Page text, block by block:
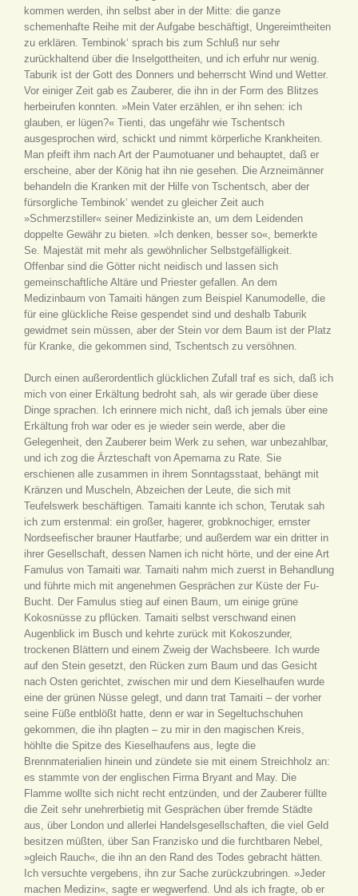
kommen werden, ihn selbst aber in der Mitte: die ganze
schemenhafte Reihe mit der Aufgabe beschäftigt, Ungereimtheiten
zu erklären. Tembinok‘ sprach bis zum Schluß nur sehr
zurückhaltend über die Inselgottheiten, und ich erfuhr nur wenig.
Taburik ist der Gott des Donners und beherrscht Wind und Wetter.
Vor einiger Zeit gab es Zauberer, die ihn in der Form des Blitzes
herbeirufen konnten. »Mein Vater erzählen, er ihn sehen: ich
glauben, er lügen?« Tienti, das ungefähr wie Tschentsch
ausgesprochen wird, schickt und nimmt körperliche Krankheiten.
Man pfeift ihm nach Art der Paumotuaner und behauptet, daß er
erscheine, aber der König hat ihn nie gesehen. Die Arzneimänner
behandeln die Kranken mit der Hilfe von Tschentsch, aber der
fürsorgliche Tembinok‘ wendet zu gleicher Zeit auch
»Schmerzstiller« seiner Medizinkiste an, um dem Leidenden
doppelte Gewähr zu bieten. »Ich denken, besser so«, bemerkte
Se. Majestät mit mehr als gewöhnlicher Selbstgefälligkeit.
Offenbar sind die Götter nicht neidisch und lassen sich
gemeinschaftliche Altäre und Priester gefallen. An dem
Medizinbaum von Tamaiti hängen zum Beispiel Kanumodelle, die
für eine glückliche Reise gespendet sind und deshalb Taburik
gewidmet sein müssen, aber der Stein vor dem Baum ist der Platz
für Kranke, die gekommen sind, Tschentsch zu versöhnen.
Durch einen außerordentlich glücklichen Zufall traf es sich, daß ich
mich von einer Erkältung bedroht sah, als wir gerade über diese
Dinge sprachen. Ich erinnere mich nicht, daß ich jemals über eine
Erkältung froh war oder es je wieder sein werde, aber die
Gelegenheit, den Zauberer beim Werk zu sehen, war unbezahlbar,
und ich zog die Ärzteschaft von Apemama zu Rate. Sie
erschienen alle zusammen in ihrem Sonntagsstaat, behängt mit
Kränzen und Muscheln, Abzeichen der Leute, die sich mit
Teufelswerk beschäftigen. Tamaiti kannte ich schon, Terutak sah
ich zum erstenmal: ein großer, hagerer, grobknochiger, ernster
Nordseefischer brauner Hautfarbe; und außerdem war ein dritter in
ihrer Gesellschaft, dessen Namen ich nicht hörte, und der eine Art
Famulus von Tamaiti war. Tamaiti nahm mich zuerst in Behandlung
und führte mich mit angenehmen Gesprächen zur Küste der Fu-
Bucht. Der Famulus stieg auf einen Baum, um einige grüne
Kokosnüsse zu pflücken. Tamaiti selbst verschwand einen
Augenblick im Busch und kehrte zurück mit Kokoszunder,
trockenen Blättern und einem Zweig der Wachsbeere. Ich wurde
auf den Stein gesetzt, den Rücken zum Baum und das Gesicht
nach Osten gerichtet, zwischen mir und dem Kieselhaufen wurde
eine der grünen Nüsse gelegt, und dann trat Tamaiti – der vorher
seine Füße entblößt hatte, denn er war in Segeltuchschuhen
gekommen, die ihn plagten – zu mir in den magischen Kreis,
höhlte die Spitze des Kieselhaufens aus, legte die
Brennmaterialien hinein und zündete sie mit einem Streichholz an:
es stammte von der englischen Firma Bryant and May. Die
Flamme wollte sich nicht recht entzünden, und der Zauberer füllte
die Zeit sehr unehrerbietig mit Gesprächen über fremde Städte
aus, über London und allerlei Handelsgesellschaften, die viel Geld
besitzen müßten, über San Franzisko und die furchtbaren Nebel,
»gleich Rauch«, die ihn an den Rand des Todes gebracht hätten.
Ich versuchte vergebens, ihn zur Sache zurückzubringen. »Jeder
machen Medizin«, sagte er wegwerfend. Und als ich fragte, ob er